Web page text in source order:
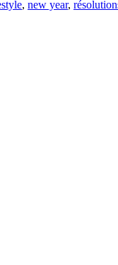
, new year,